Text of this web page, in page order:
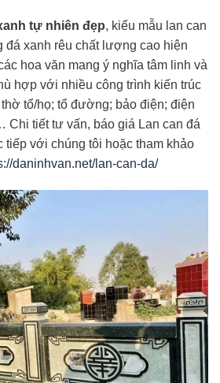
tự nhiên đẹp, kiểu mẫu lan can
đá xanh rêu chất lượng cao hiện
hoa văn mang ý nghĩa tâm linh và
hợp với nhiều công trình kiến trúc
tổ/họ; tổ đường; bảo điện; điện
Chi tiết tư vấn, báo giá Lan can đá
tiếp với chúng tôi hoặc tham khảo
daninhvan.net/lan-can-da/